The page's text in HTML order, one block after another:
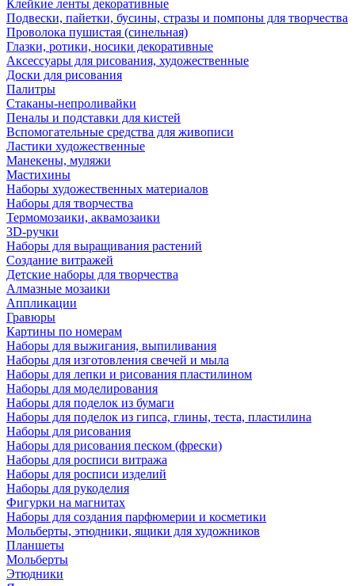
Клейкие ленты декоративные
Подвески, пайетки, бусины, стразы и помпоны для творчества
Проволока пушистая (синельная)
Глазки, ротики, носики декоративные
Аксессуары для рисования, художественные
Доски для рисования
Палитры
Стаканы-непроливайки
Пеналы и подставки для кистей
Вспомогательные средства для живописи
Ластики художественные
Манекены, муляжи
Мастихины
Наборы художественных материалов
Наборы для творчества
Термомозаики, аквамозаики
3D-ручки
Наборы для выращивания растений
Создание витражей
Детские наборы для творчества
Алмазные мозаики
Аппликации
Гравюры
Картины по номерам
Наборы для выжигания, выпиливания
Наборы для изготовления свечей и мыла
Наборы для лепки и рисования пластилином
Наборы для моделирования
Наборы для поделок из бумаги
Наборы для поделок из гипса, глины, теста, пластилина
Наборы для рисования
Наборы для рисования песком (фрески)
Наборы для росписи витража
Наборы для росписи изделий
Наборы для рукоделия
Фигурки на магнитах
Наборы для создания парфюмерии и косметики
Мольберты, этюдники, ящики для художников
Планшеты
Мольберты
Этюдники